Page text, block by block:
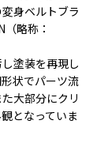
身ベルトブラ
略称：
塗装を再現し
状でパーツ流
大部分にクリ
となっていま